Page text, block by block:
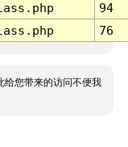
94
76
给您带来的访问不便我